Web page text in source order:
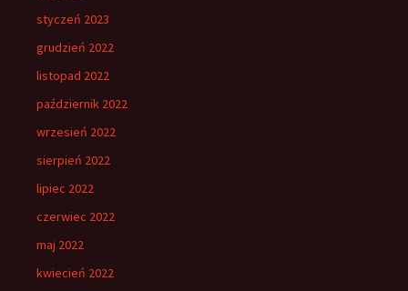
styczeń 2023
grudzień 2022
listopad 2022
październik 2022
wrzesień 2022
sierpień 2022
lipiec 2022
czerwiec 2022
maj 2022
kwiecień 2022